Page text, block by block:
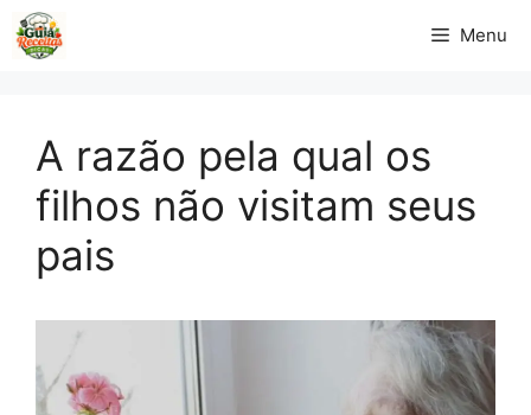
Pular
para
Menu
A razão pela qual os
filhos não visitam seus
pais